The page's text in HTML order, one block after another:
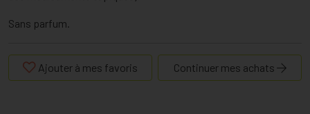
Sans parfum.
Ajouter à mes favoris Continuer mes achats